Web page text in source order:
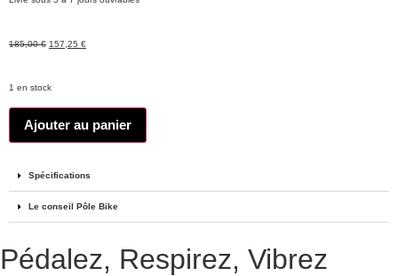
185,00€ 157,25 €
1 en stock
Ajouter au panier
Spécifications
Le conseil Pôle Bike
Pédalez, Respirez, Vibrez